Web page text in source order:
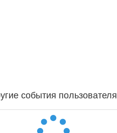
события пользователя